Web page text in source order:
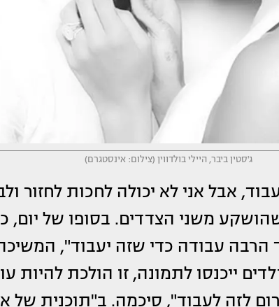
ג'סטין ביבר, היילי בולדווין (צילום: אינסטגרם)
אבל אני לא יכולה לחכות לחזור
משני הצדדים. בסופו של יום,
הרבה עבודה כדי שזה יעבוד", המשיכה
ייכנסו לתמונה, זו הולכת להיות